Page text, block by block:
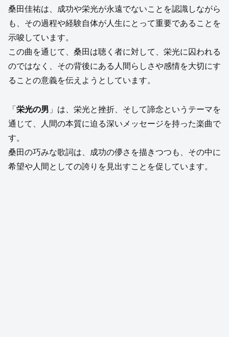
桑田佳祐は、成功や栄光が永遠でないことを認識しながら
も、その過程や経験自体が人生にとって重要であることを
示唆しています。
この曲を通じて、桑田は聴く者に対して、栄光に囚われる
のではなく、その背後にある人間らしさや感情を大切にす
ることの意義を伝えようとしています。
「 栄光の男 」は、栄光と挫折、そして諦念というテーマを
通じて、人間の本質に迫る深いメッセージを持った楽曲で
す。
桑田の巧みな歌詞は、成功の儚さを描きつつも、その中に
希望や人間としての誇りを見出すことを促しています。